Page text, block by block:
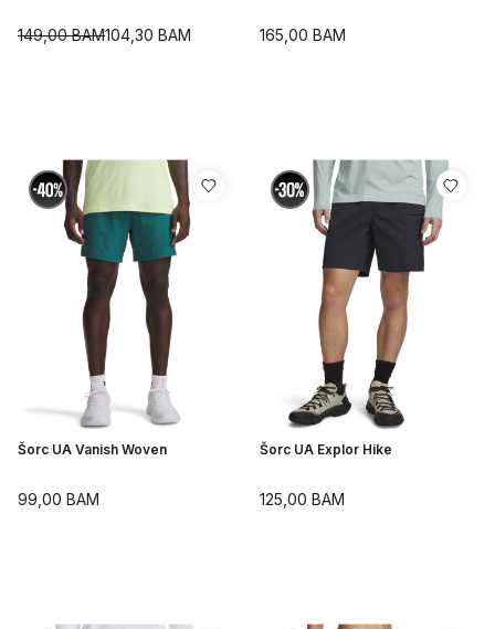
104,30 BAM
149,00BAM 165,00 BAM
Šorc UA Vanish Woven
99,00 BAM
Šorc UA Explor Hike
125,00 BAM